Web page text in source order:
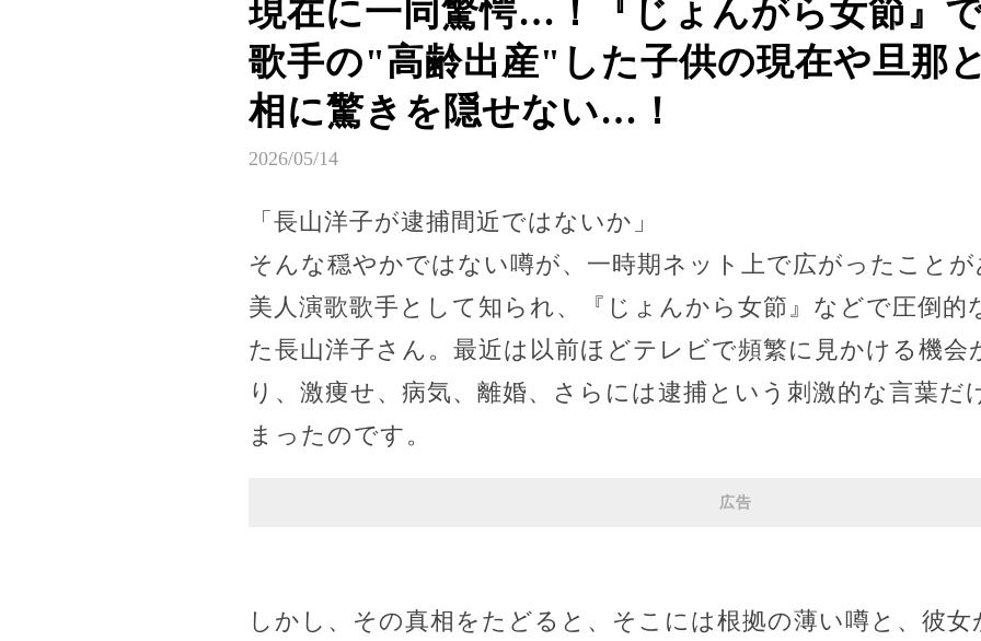
現在に一同驚愕…！『じょんがら女節』
歌手の"高齢出産"した子供の現在や旦那
相に驚きを隠せない…！
2026/05/14
「長山洋子が逮捕間近ではないか」
そんな穏やかではない噂が、一時期ネット上で広がったこと
美人演歌歌手として知られ、『じょんから女節』などで圧倒的
た長山洋子さん。最近は以前ほどテレビで頻繁に見かける機
り、激痩せ、病気、離婚、さらには逮捕という刺激的な言葉だ
まったのです。
広告
しかし、その真相をたどると、そこには根拠の薄い噂と、彼